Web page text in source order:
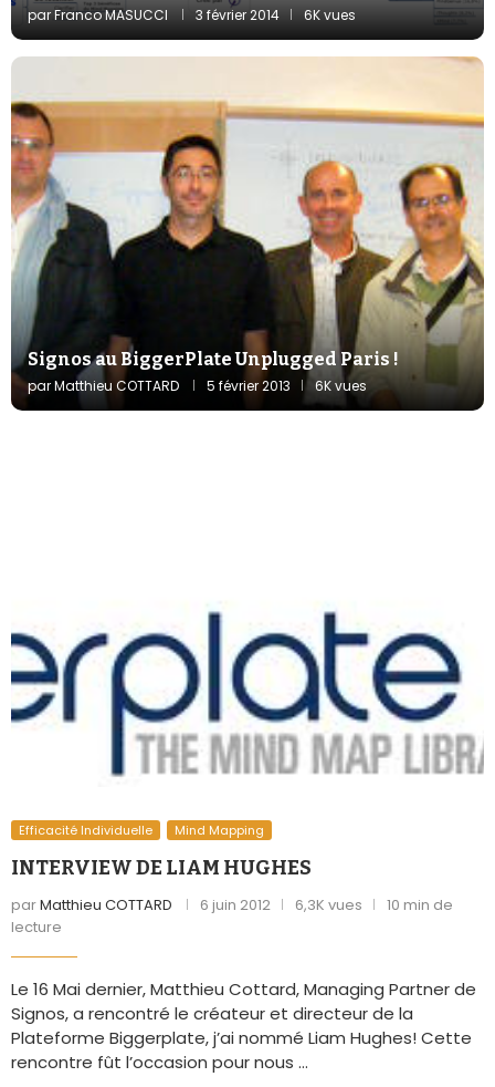
parFranco MASUCCI 3 février 2014 6K vues
Signos au BiggerPlate Unplugged Paris !
parMatthieu COTTARD 5 février 2013 6K vues
Efficacité Individuelle Mind Mapping
INTERVIEW DE LIAM HUGHES
parMatthieu COTTARD 6 juin 2012 6,3K vues
10 min de
lecture
Le 16 Mai dernier, Matthieu Cottard, Managing Partner de
Signos, a rencontré le créateur et directeur de la
Plateforme Biggerplate, j’ai nommé Liam Hughes! Cette
rencontre fût l’occasion pour nous …